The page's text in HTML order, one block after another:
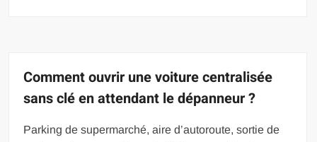
Comment ouvrir une voiture centralisée
sans clé en attendant le dépanneur ?
Parking de supermarché, aire d’autoroute, sortie de